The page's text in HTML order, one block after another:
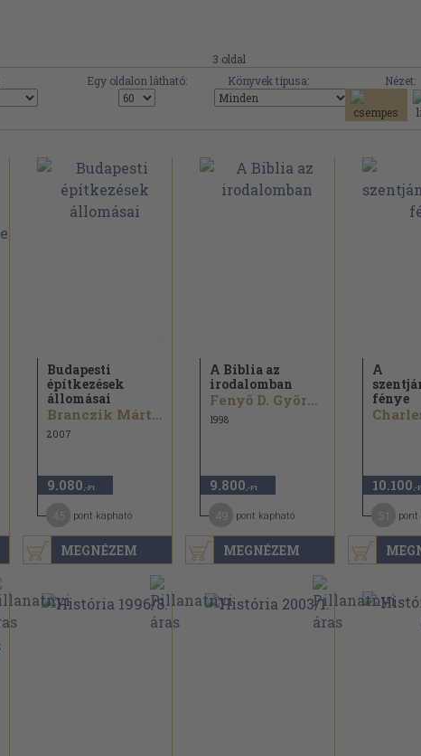
3 oldal
Egy oldalon látható: Könyvek típusa:
Nézet:
MEGNÉZEM
Budapesti
építkezések
állomásai
Branczik Márta...
2007
9.080 ,-Ft
pont kapható
MEGNÉZEM
A Biblia az
irodalomban
Fenyő D. György
1998
9.800 ,-Ft
pont kapható
A
fénye
10.100 ,-
pont